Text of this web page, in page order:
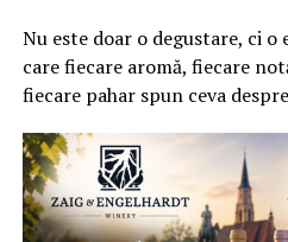
Nu este doar o degustare, ci
care fiecare aromă, fiecare
fiecare pahar spun ceva